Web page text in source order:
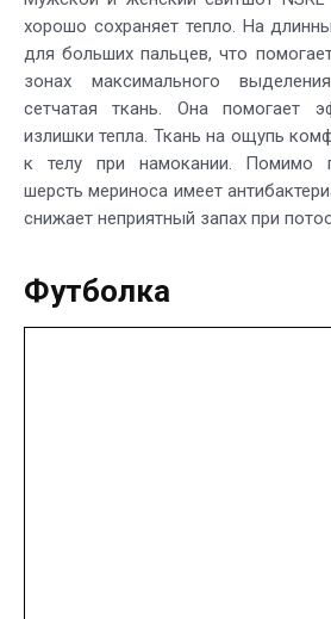
хорошо сохраняет тепло. На
для больших пальцев, что
зонах максимального
сетчатая ткань. Она помогает
излишки тепла. Ткань на ощупь
к телу при намокании. Помимо
шерсть мериноса имеет
снижает неприятный запах при
Футболка